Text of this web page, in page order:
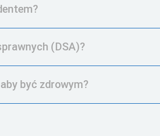
(DSA)?
być zdrowym?